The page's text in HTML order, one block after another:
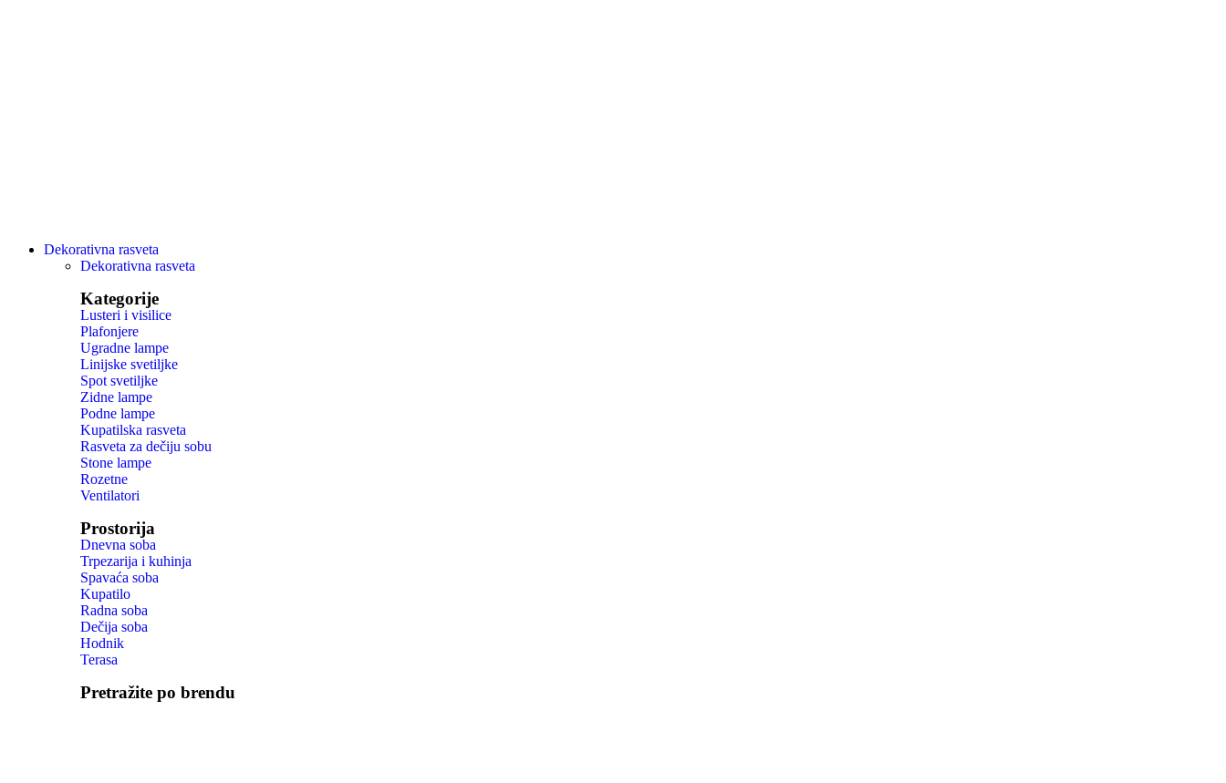
Dekorativna rasveta
Dekorativna rasveta
Kategorije
Lusteri i visilice
Plafonjere
Ugradne lampe
Linijske svetiljke
Spot svetiljke
Zidne lampe
Podne lampe
Kupatilska rasveta
Rasveta za dečiju sobu
Stone lampe
Rozetne
Ventilatori
Prostorija
Dnevna soba
Trpezarija i kuhinja
Spavaća soba
Kupatilo
Radna soba
Dečija soba
Hodnik
Terasa
Pretražite po brendu